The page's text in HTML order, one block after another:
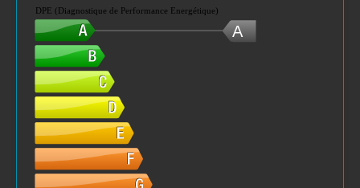
A
DPE (Diagnostique de Performance Energétique)